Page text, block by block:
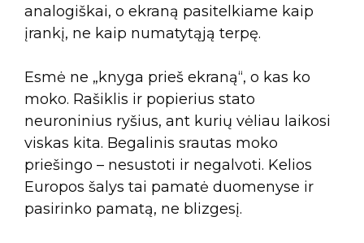
analogiškai, o ekraną pasitelkiame kaip
įrankį, ne kaip numatytąją terpę.
Esmė ne „knyga prieš ekraną“, o kas ko
moko. Rašiklis ir popierius stato
neuroninius ryšius, ant kurių vėliau laikosi
viskas kita. Begalinis srautas moko
priešingo – nesustoti ir negalvoti. Kelios
Europos šalys tai pamatė duomenyse ir
pasirinko pamatą, ne blizgesį.